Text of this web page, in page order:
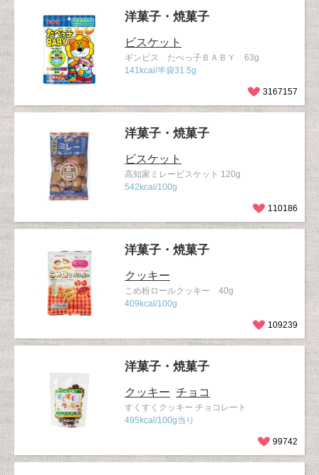
洋菓子・焼菓子
ビスケット
ギンビス たべっ子ＢＡＢＹ 63g
141kcal/半袋31.5g
3167157
洋菓子・焼菓子
ビスケット
高知家ミレービスケット 120g
542kcal/100g
110186
洋菓子・焼菓子
クッキー
こめ粉ロールクッキー 40g
409kcal/100g
109239
洋菓子・焼菓子
クッキー チョコ
すくすくクッキー チョコレート
495kcal/100g当り
99742